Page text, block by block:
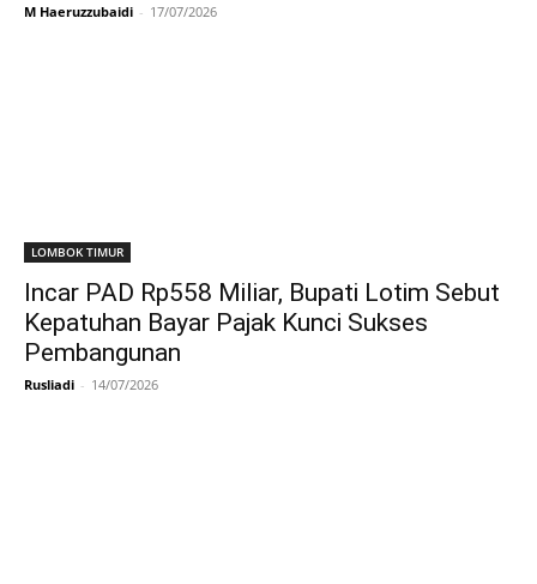
M Haeruzzubaidi - 17/07/2026
LOMBOK TIMUR
Incar PAD Rp558 Miliar, Bupati Lotim Sebut
Kepatuhan Bayar Pajak Kunci Sukses
Pembangunan
Rusliadi - 14/07/2026